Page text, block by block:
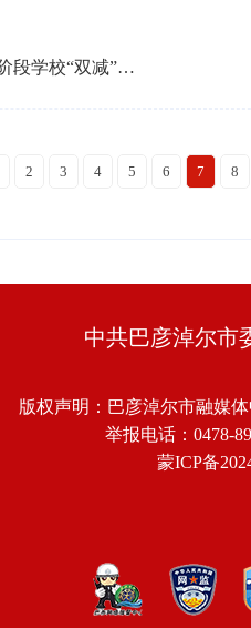
临河教育局推进义务教育阶段学校“双减”工作
2 3 4 5 6 7 8
中共巴彦淖尔市
版权声明：巴彦淖尔市融媒
举报电话：0478-
蒙ICP备